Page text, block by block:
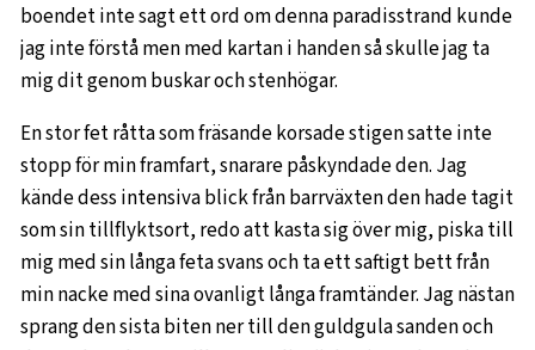
boendet inte sagt ett ord om denna paradisstrand kunde
jag inte förstå men med kartan i handen så skulle jag ta
mig dit genom buskar och stenhögar.
En stor fet råtta som fräsande korsade stigen satte inte
stopp för min framfart, snarare påskyndade den. Jag
kände dess intensiva blick från barrväxten den hade tagit
som sin tillflyktsort, redo att kasta sig över mig, piska till
mig med sin långa feta svans och ta ett saftigt bett från
min nacke med sina ovanligt långa framtänder. Jag nästan
sprang den sista biten ner till den guldgula sanden och